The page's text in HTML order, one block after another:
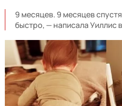
9 месяцев. 9 месяцев
быстро, — написала Уиллис